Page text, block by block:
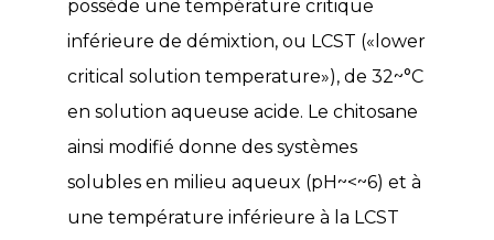
possède une température critique
inférieure de démixtion, ou LCST («lower
critical solution temperature»), de 32~°C
en solution aqueuse acide. Le chitosane
ainsi modifié donne des systèmes
solubles en milieu aqueux (pH~<~6) et à
une température inférieure à la LCST